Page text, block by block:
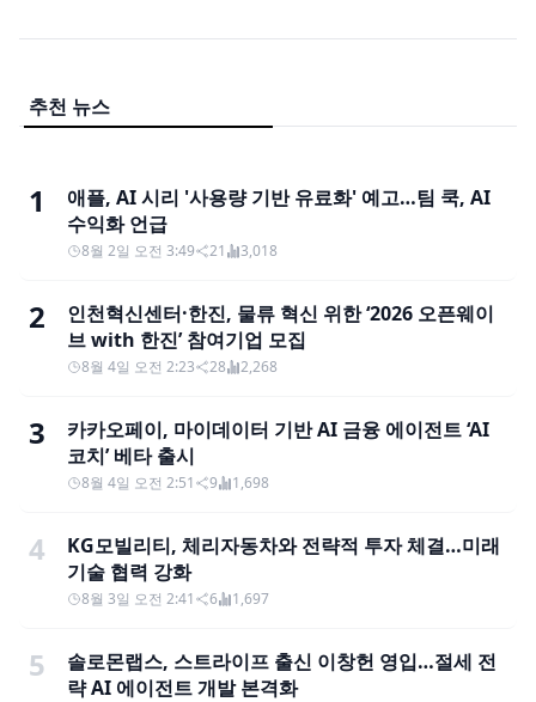
추천 뉴스
1
애플, AI 시리 '사용량 기반 유료화' 예고…팀 쿡, AI
수익화 언급
8월 2일 오전 3:49 21 3,018
2
인천혁신센터·한진, 물류 혁신 위한 ‘2026 오픈웨이
브 with 한진’ 참여기업 모집
8월 4일 오전 2:23 28 2,268
3
카카오페이, 마이데이터 기반 AI 금융 에이전트 ‘AI
코치’ 베타 출시
8월 4일 오전 2:51 9 1,698
4
KG모빌리티, 체리자동차와 전략적 투자 체결…미래
기술 협력 강화
8월 3일 오전 2:41 6 1,697
5
솔로몬랩스, 스트라이프 출신 이창헌 영입…절세 전
략 AI 에이전트 개발 본격화